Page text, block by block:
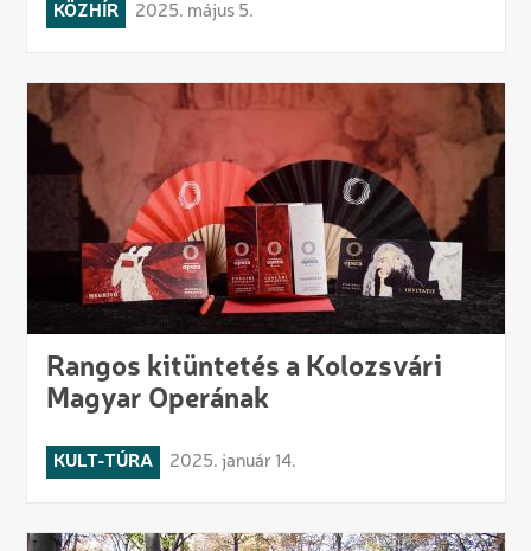
KÖZHÍR 2025. május 5.
Rangos kitüntetés a Kolozsvári
Magyar Operának
KULT-TÚRA 2025. január 14.